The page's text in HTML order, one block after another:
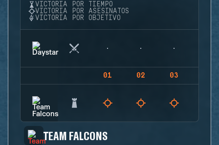
VICTORIA POR TIEMPO
VICTORIA POR ASESINATOS
VICTORIA POR OBJETIVO
01 02 03
TEAM FALCONS